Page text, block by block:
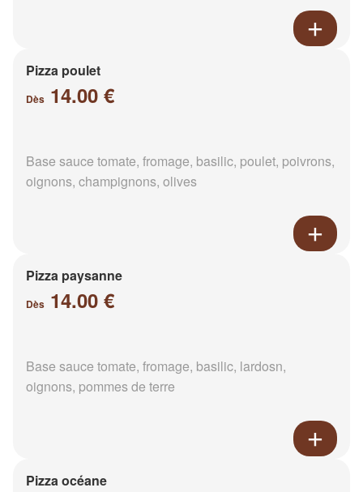
Pizza poulet
Dès 14.00 €
Base sauce tomate, fromage, basilic, poulet, poivrons,
oignons, champignons, olives
Pizza paysanne
Dès 14.00 €
Base sauce tomate, fromage, basilic, lardosn,
oignons, pommes de terre
Pizza océane